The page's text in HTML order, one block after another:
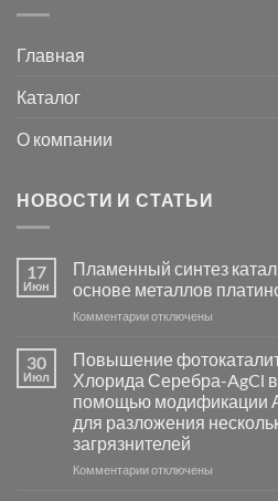
Главная
Каталог
О компании
НОВОСТИ И СТАТЬИ
17
Июн
Пламенный синтез
основе металлов
Комментариик
Пламенный
синтез
катализаторов
и
сенсоров
на
основе
отключены
30
Июл
Повышение
Хлорида Серебра-AgCl
помощью модификации
для разложения
загрязнителей
Комментариикотключены